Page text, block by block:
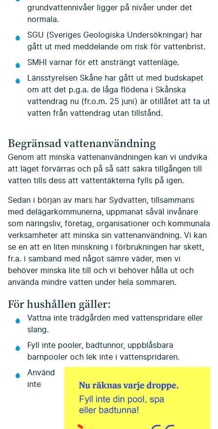
grundvattennivåer ligger på nivåer under det
normala.
SGU (Sveriges Geologiska Undersökningar) har
gått ut med meddelande om risk för vattenbrist.
SMHI varnar för ett ansträngt vattenläge.
Länsstyrelsen Skåne har gått ut med budskapet
om att det p.g.a. de låga flödena i Skånska
vattendrag nu (fr.o.m. 25 juni) är otillåtet att ta ut
vatten från vattendrag utan tillstånd.
Begränsad vattenanvändning
Genom att minska vattenanvändningen kan vi undvika
att läget förvärras och på så sätt säkra tillgången till
vatten tills dess att vattentäkterna fylls på igen.
Sedan i början av mars har Sydvatten, tillsammans
med delägarkommunerna, uppmanat såväl invånare
som näringsliv, företag, organisationer och kommunala
verksamheter att minska sin vattenanvändning. Vi kan
se en att en liten minskning i förbrukningen har skett,
fr.a. i samband med något sämre väder, men vi
behöver minska lite till och vi behöver hålla ut och
använda mindre vatten under hela sommaren.
För hushållen gäller:
Vattna inte trädgården med vattenspridare eller
slang.
Fyll inte pooler, badtunnor, uppblåsbara
barnpooler och lek inte i vattenspridaren.
Använd
inte